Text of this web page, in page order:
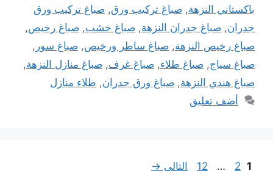
باكستاني النزهة, صباغ تركيب ورق, صباغ تركيب ورق
جدران, صباغ جدران النزهة, صباغ خشب, صباغ رخيص,
صباغ رخيص النزهة, صباغ ساطر ورخيص, صباغ سور ,
صباغ سياج, صباغ طلاء, صباغ غرف, صباغ منازل النزهة,
صباغ هندي النزهة, صباغ ورق جدران, طلاء منازل
أضف تعليق
Page
1
Page
2
…
Page
12 التالي →